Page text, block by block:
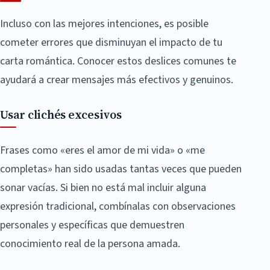
Incluso con las mejores intenciones, es posible
cometer errores que disminuyan el impacto de tu
carta romántica. Conocer estos deslices comunes te
ayudará a crear mensajes más efectivos y genuinos.
Usar clichés excesivos
Frases como «eres el amor de mi vida» o «me
completas» han sido usadas tantas veces que pueden
sonar vacías. Si bien no está mal incluir alguna
expresión tradicional, combínalas con observaciones
personales y específicas que demuestren
conocimiento real de la persona amada.